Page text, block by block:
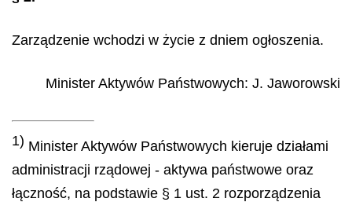
Zarządzenie wchodzi w życie z dniem ogłoszenia.
Minister Aktywów Państwowych: J. Jaworowski
1) Minister Aktywów Państwowych kieruje działami
administracji rządowej - aktywa państwowe oraz
łączność, na podstawie § 1 ust. 2 rozporządzenia